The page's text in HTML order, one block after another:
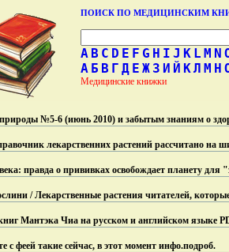
ПОИСК ПО МЕДИЦИНСКИМ
A B C D E F G H I J K L M N
А Б В Г Д Е Ж З И Й КЛ М Н
Медицинские книжки
природы №5-6 (июнь 2010) и забытым знаниям о
лекарственних растений рассчитано на
правда о прививках освобождает планету для
/ Лекарственные растения читателей,
Мантэка Чиа на русском и английском языке
с феей такие сейчас, в этот момент инфо.подроб.